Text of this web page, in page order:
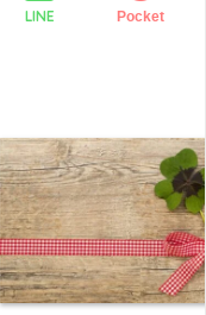
LINE Pocket